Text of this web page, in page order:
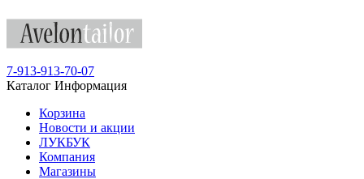
7-913-913-70-07
Каталог Информация
Корзина
Новости и акции
ЛУКБУК
Компания
Магазины